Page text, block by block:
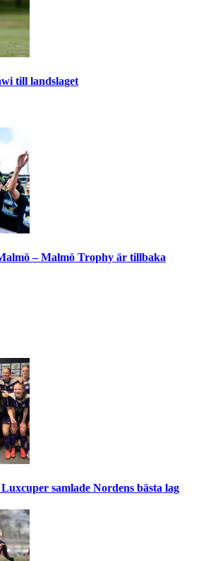
till landslaget
– Malmö Trophy är tillbaka
samlade Nordens bästa lag